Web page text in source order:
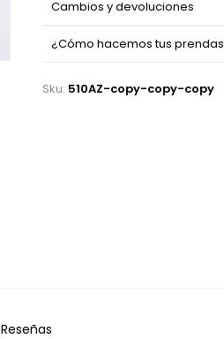
Cambios y devoluciones
¿Cómo hacemos tus
Sku: 510AZ-copy-copy-copy
Reseñas